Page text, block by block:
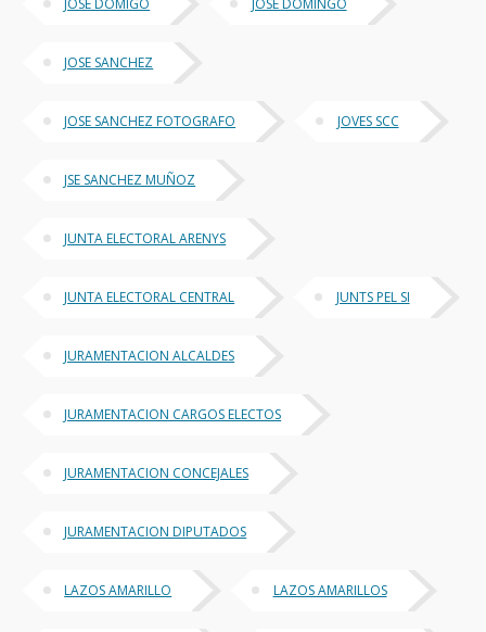
JOSE SANCHEZ
JOSE SANCHEZ FOTOGRAFO JOVES SCC
JSE SANCHEZ MUÑOZ
JUNTA ELECTORAL ARENYS
JUNTA ELECTORAL CENTRAL JUNTS PEL SI
JURAMENTACION ALCALDES
JURAMENTACION CARGOS ELECTOS
JURAMENTACION CONCEJALES
JURAMENTACION DIPUTADOS
LAZOS AMARILLO LAZOS AMARILLOS